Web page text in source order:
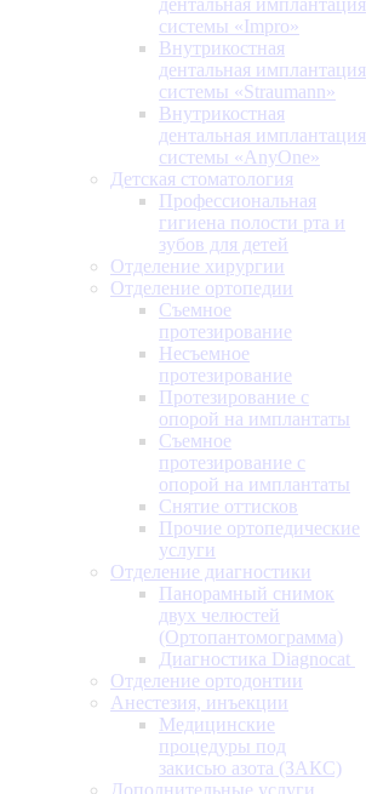
дентальная имплантация
системы «Impro»
Внутрикостная
дентальная имплантация
системы «Straumann»
Внутрикостная
дентальная имплантация
системы «AnyOne»
Детская стоматология
Профессиональная
гигиена полости рта и
зубов для детей
Отделение хирургии
Отделение ортопедии
Съемное
протезирование
Несъемное
протезирование
Протезирование с
опорой на имплантаты
Съемное
протезирование с
опорой на имплантаты
Снятие оттисков
Прочие ортопедические
услуги
Отделение диагностики
Панорамный снимок
двух челюстей
(Ортопантомограмма)
Диагностика Diagnocat
Отделение ортодонтии
Анестезия, инъекции
Медицинские
процедуры под
закисью азота (ЗАКС)
Дополнительные услуги